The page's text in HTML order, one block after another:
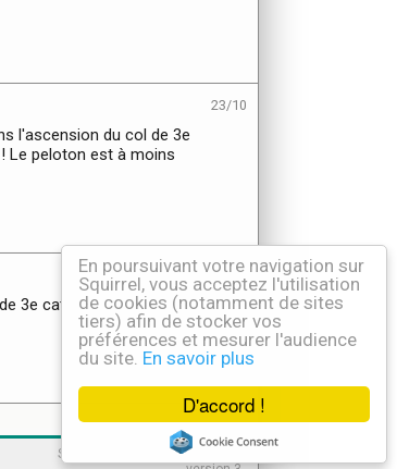
D'accord !
En poursuivant votre navigation sur
Squirrel, vous acceptez l'utilisation
de cookies (notamment de sites
tiers) afin de stocker vos
préférences et mesurer l'audience
du site. En savoir plus
23/10
l'ascension du col de 3e
Le peloton est à moins
23/10
3e cat. ! Le groupe
Squirrel - Romukulot.fr! © 2026